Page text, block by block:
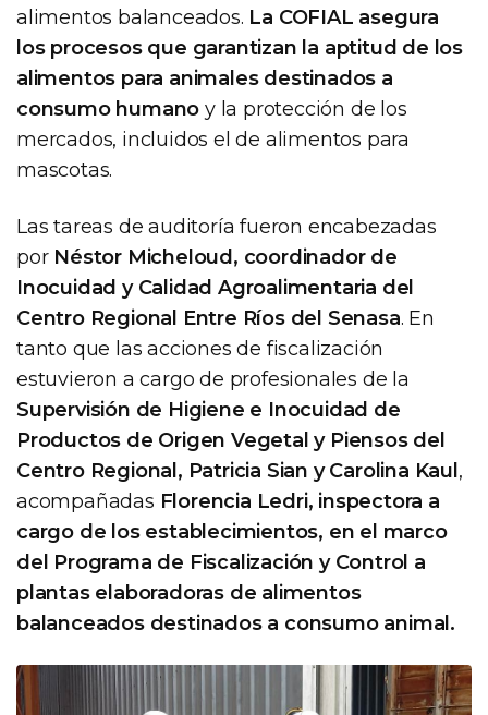
alimentos balanceados. La COFIAL asegura
los procesos que garantizan la aptitud de los
alimentos para animales destinados a
consumo humano y la protección de los
mercados, incluidos el de alimentos para
mascotas.
Las tareas de auditoría fueron encabezadas
por Néstor Micheloud, coordinador de
Inocuidad y Calidad Agroalimentaria del
Centro Regional Entre Ríos del Senasa. En
tanto que las acciones de fiscalización
estuvieron a cargo de profesionales de la
Supervisión de Higiene e Inocuidad de
Productos de Origen Vegetal y Piensos del
Centro Regional, Patricia Sian y Carolina Kaul ,
acompañadas Florencia Ledri, inspectora a
cargo de los establecimientos, en el marco
del Programa de Fiscalización y Control a
plantas elaboradoras de alimentos
balanceados destinados a consumo animal.